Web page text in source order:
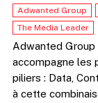
Adwanted Group
The Media Leader
Adwanted Group
accompagne les
piliers : Data,
à cette